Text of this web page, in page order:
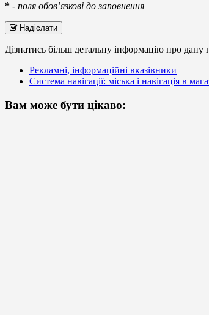
* - поля обов’язкові до заповнення
Надіслати
Дізнатись більш детальну інформацію про
Рекламні, інформаційні вказівники
Система навігації: міська і навігація в
Вам може бути цікаво: